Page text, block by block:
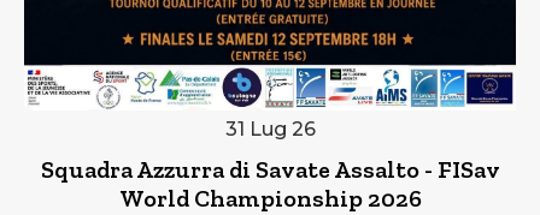
31 Lug 26
Squadra Azzurra di Savate Assalto - FISav
World Championship 2026